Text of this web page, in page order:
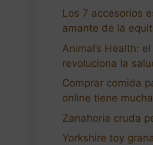
Los 7 accesorios
amante de la
Animal’s Health:
revoluciona la
Comprar comida
online tiene
Zanahoria cruda
Yorkshire toy